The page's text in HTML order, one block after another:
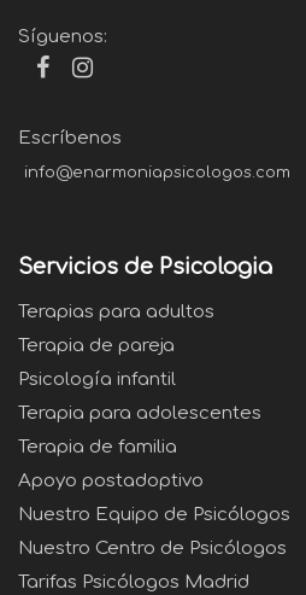
Síguenos:
Escríbenos
info@enarmoniapsicologos.com
Servicios de Psicologia
Terapias para adultos
Terapia de pareja
Psicología infantil
Terapia para adolescentes
Terapia de familia
Apoyo postadoptivo
Nuestro Equipo de Psicólogos
Nuestro Centro de Psicólogos
Tarifas Psicólogos Madrid